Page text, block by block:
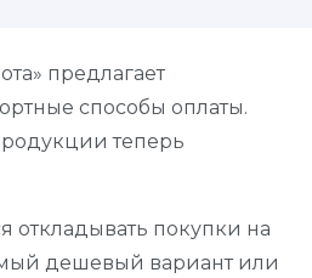
предлагает
способы оплаты.
теперь
откладывать покупки на
дешевый вариант или